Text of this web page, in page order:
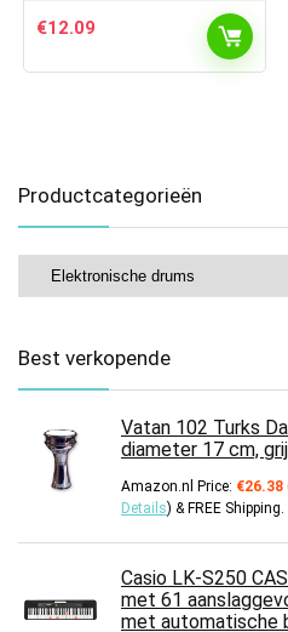
€12.09
Productcategorieën
Best verkopende
Vatan 102 Turks
diameter 17 cm,
Amazon.nl Price: €26.38
Details) & FREE Shipping.
Casio LK-S250
met 61
met automatische